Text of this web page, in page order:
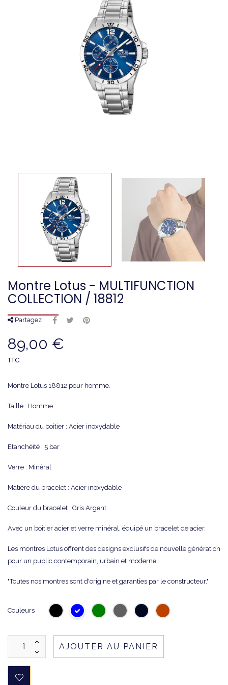
Montre Lotus - MULTIFUNCTION
COLLECTION / 18812
Partagez :
89,00 €
TTC
Montre Lotus 18812 pour homme.
Taille : Homme
Matériau du boîtier : Acier inoxydable
Etanchéité : 5 bar
Verre : Minéral
Matière du bracelet : Acier inoxydable
Couleur du bracelet : Gris Argent
Avec un boîtier acier et verre minéral, équipé un bracelet de acier.
Les montres Lotus offrent des designs exclusifs de nouvelle génération
pour un public contemporain, urbain et moderne.
"Toutes nos montres sont d'origine et garanties par le constructeur."
Couleurs
AJOUTER AU PANIER